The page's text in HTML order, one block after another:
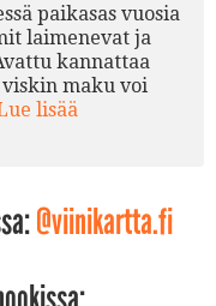
paikasas vuosia
laimenevat ja
kannattaa
viskin maku voi
lisää
@viinikartta.fi